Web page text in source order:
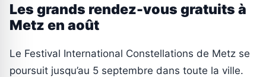
Les grands rendez-vous gratuits à
Metz en août
Le Festival International Constellations de Metz se
poursuit jusqu’au 5 septembre dans toute la ville.